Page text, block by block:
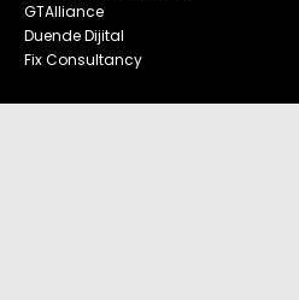
GTAlliance
Duende Dijital
Fix Consultancy